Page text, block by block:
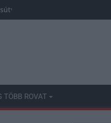
alapos késések
TÖBB ROVAT